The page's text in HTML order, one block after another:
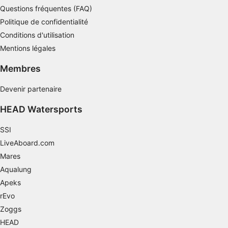
Questions fréquentes (FAQ)
Politique de confidentialité
Conditions d'utilisation
Mentions légales
Membres
Devenir partenaire
HEAD Watersports
SSI
LiveAboard.com
Mares
Aqualung
Apeks
rEvo
Zoggs
HEAD
Utiliser des données limitées pour
sélectionner le contenu
Caractéristiques spéciales de l'IAB :
précises
Identifier les appareils à partir des
Performance
Fonctionnel